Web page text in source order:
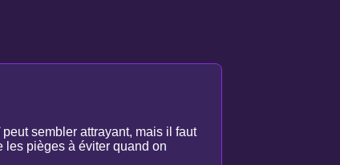
sembler attrayant, mais il faut
les pièges à éviter quand on